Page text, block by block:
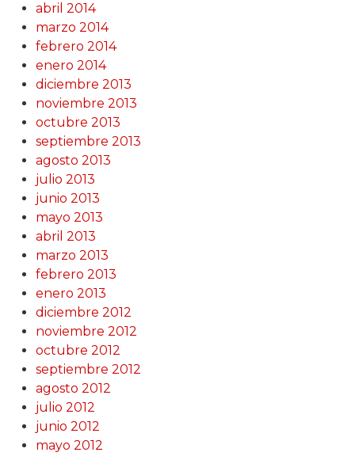
abril 2014
marzo 2014
febrero 2014
enero 2014
diciembre 2013
noviembre 2013
octubre 2013
septiembre 2013
agosto 2013
julio 2013
junio 2013
mayo 2013
abril 2013
marzo 2013
febrero 2013
enero 2013
diciembre 2012
noviembre 2012
octubre 2012
septiembre 2012
agosto 2012
julio 2012
junio 2012
mayo 2012